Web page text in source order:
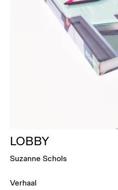
LOBBY
Suzanne Schols
Verhaal